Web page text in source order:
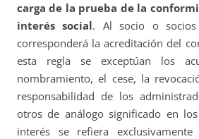
carga de la prueba de la
interés social. Al socio o
corresponderá la acreditación del
esta regla se exceptúan los
nombramiento, el cese, la
responsabilidad de los
otros de análogo significado en
interés se refiera